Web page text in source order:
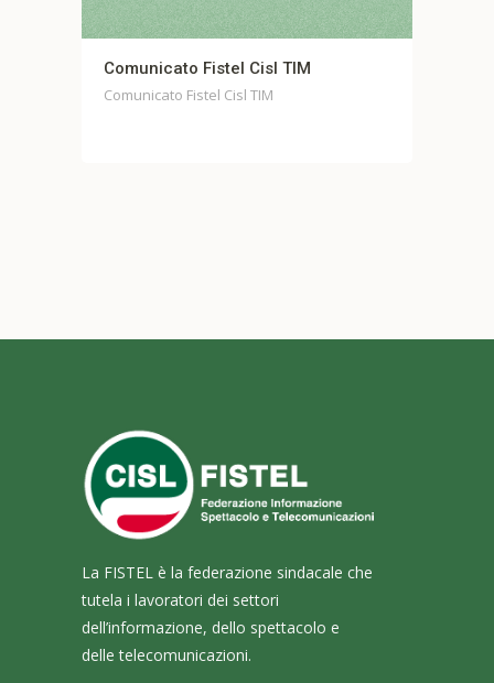
Comunicato stampa unitario
Casella
La FISTEL è la federazione sindacale che
tutela i lavoratori dei settori
dell’informazione, dello spettacolo e
delle telecomunicazioni.